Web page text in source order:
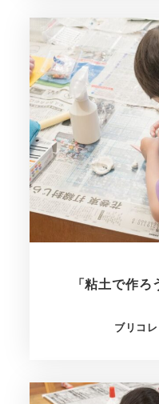
「粘土で作
ブリコレ